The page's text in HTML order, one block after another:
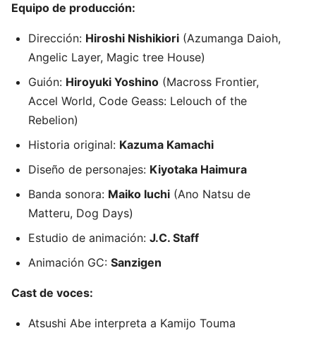
Equipo de producción:
Dirección: Hiroshi Nishikiori (Azumanga Daioh,
Angelic Layer, Magic tree House)
Guión: Hiroyuki Yoshino (Macross Frontier,
Accel World, Code Geass: Lelouch of the
Rebelion)
Historia original: Kazuma Kamachi
Diseño de personajes: Kiyotaka Haimura
Banda sonora: Maiko Iuchi (Ano Natsu de
Matteru, Dog Days)
Estudio de animación: J.C. Staff
Animación GC: Sanzigen
Cast de voces:
Atsushi Abe interpreta a Kamijo Touma